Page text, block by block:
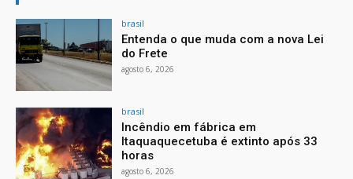
brasil
Entenda o que muda com a nova Lei
do Frete
agosto 6, 2026
brasil
Incêndio em fábrica em
Itaquaquecetuba é extinto após 33
horas
agosto 6, 2026